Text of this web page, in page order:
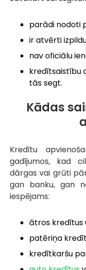
parādi nodoti
ir atvērti
nav oficiālu
kredītsaistību
tās segt.
Kādas
Kredītu
gadījumos, kad
dārgas vai grūti
gan banku, gan
iespējams:
ātros kredītus
patēriņa
kredītkaršu